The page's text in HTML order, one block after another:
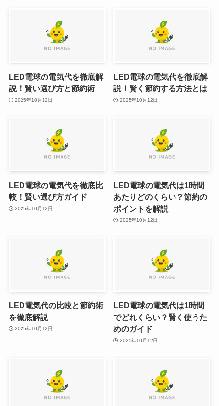
LED電球の電気代を徹底解
説！賢い選び方と節約術
2025年10月12日
LED電球の電気代を徹底解
説！賢く節約する方法とは
2025年10月12日
LED電球の電気代を徹底比
較！賢い選び方ガイド
2025年10月12日
LED電球の電気代は1時間
あたりどのくらい？節約の
ポイントを解説
2025年10月12日
LED電気代の比較と節約術
を徹底解説
2025年10月12日
LED電球の電気代は1時間
でどれくらい？賢く使うた
めのガイド
2025年10月12日